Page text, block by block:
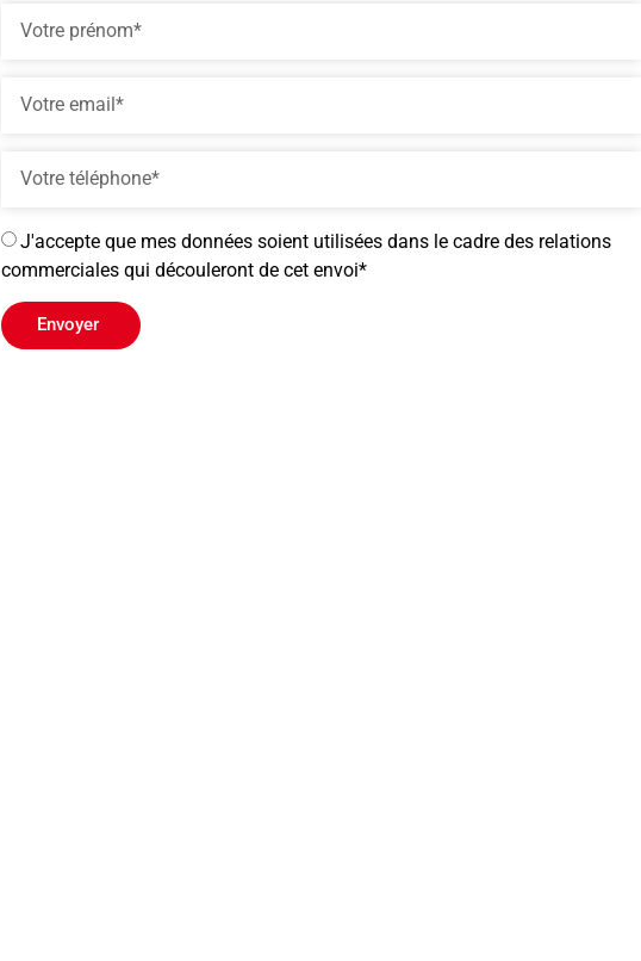
J'accepte que mes données soient utilisées dans le cadre des relations
commerciales qui découleront de cet envoi*
Envoyer